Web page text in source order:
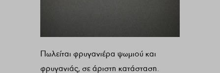
Πωλείται φρυγανιέρα ψωμιού και
φρυγανιάς, σε άριστη κατάσταση.